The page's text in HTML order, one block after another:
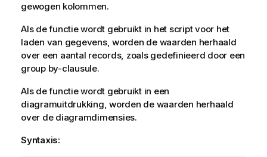
gewogen kolommen.
Als de functie wordt gebruikt in het script voor het
laden van gegevens, worden de waarden herhaald
over een aantal records, zoals gedefinieerd door een
group by-clausule.
Als de functie wordt gebruikt in een
diagramuitdrukking, worden de waarden herhaald
over de diagramdimensies.
Syntaxis: